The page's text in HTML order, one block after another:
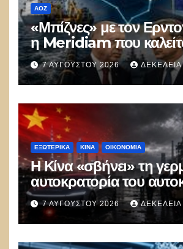
ΑΟΖ
«Μπίζνες» με τον
η Meridiam που
ξεμπλοκάρει το
Ελλάδας–Κύπρου
7 ΑΥΓΟΎΣΤΟΥ 2026 ΔΕΚΈΛΕΙΑ
ΕΞΩΤΕΡΙΚΑ ΚΊΝΑ ΟΙΚΟΝΟΜΙΑ
Η Κίνα «σβήνει» τη
αυτοκρατορία του
100.000 απολύσεις,
πολιτικός πανικός
7 ΑΥΓΟΎΣΤΟΥ 2026 ΔΕΚΈΛΕΙΑ